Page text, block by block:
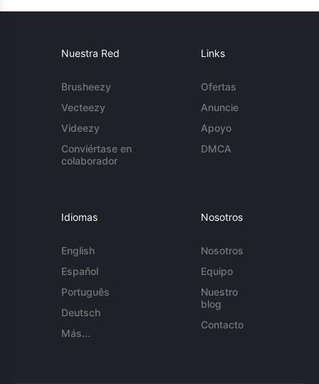
Nuestra Red
Brusheezy
Vecteezy
Videezy
Conviértase en
colaborador
Links
Ofertas
Anuncie
Apoyo
DMCA
Idiomas
English
Español
Português
Deutsch
Más...
Nosotros
Nosotros
Equipo
Nuestro
blog
Contacto